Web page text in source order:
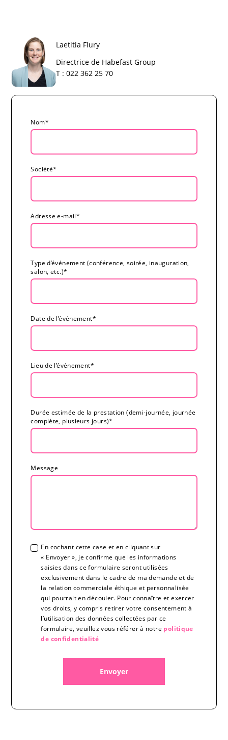
Laetitia Flury
Directrice de Habefast Group
T : 022 362 25 70
Nom*
Société*
Adresse e-mail*
Type d’événement (conférence, soirée, inauguration,
salon, etc.)*
Date de l’événement*
Lieu de l’événement*
Durée estimée de la prestation (demi-journée, journée
complète, plusieurs jours)*
Message
En cochant cette case et en cliquant sur
« Envoyer », je confirme que les informations
saisies dans ce formulaire seront utilisées
exclusivement dans le cadre de ma demande et de
la relation commerciale éthique et personnalisée
qui pourrait en découler. Pour connaître et exercer
vos droits, y compris retirer votre consentement à
l’utilisation des données collectées par ce
formulaire, veuillez vous référer à notre politique
de confidentialité
Envoyer